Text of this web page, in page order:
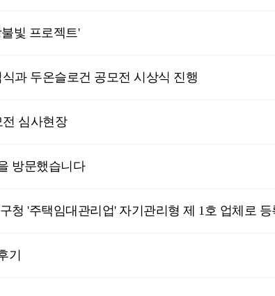
빛 프로젝트'
과 두온슬로건 공모전 시상식 진행
심사현장
방문했습니다
청 '주택임대관리업' 자기관리형 제 1호 업체로 등
기